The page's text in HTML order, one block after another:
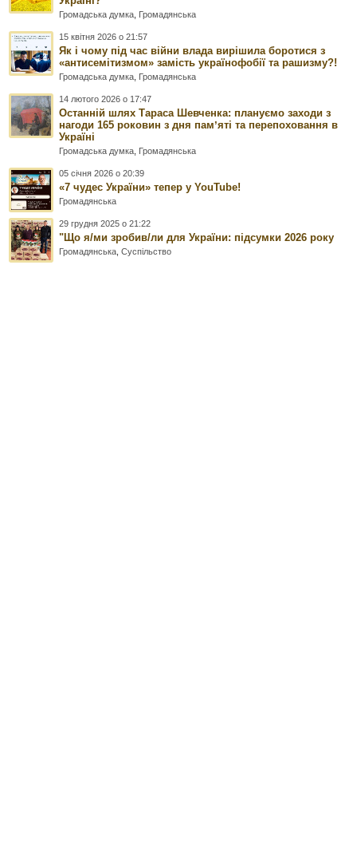
Громадська думка Громадянська
15 квітня 2026 о 21:57
Як і чому під час війни влада вирішила боротися з
«антисемітизмом» замість українофобії та рашизму?!
Громадська думка Громадянська
14 лютого 2026 о 17:47
Останній шлях Тараса Шевченка: плануємо заходи з
нагоди 165 роковин з дня памʼяті та перепоховання в
Україні
Громадська думка Громадянська
05 січня 2026 о 20:39
«7 чудес України» тепер у YouTube!
Громадянська
29 грудня 2025 о 21:22
"Що я/ми зробив/ли для України: підсумки 2026 року
Громадянська ,Суспільство